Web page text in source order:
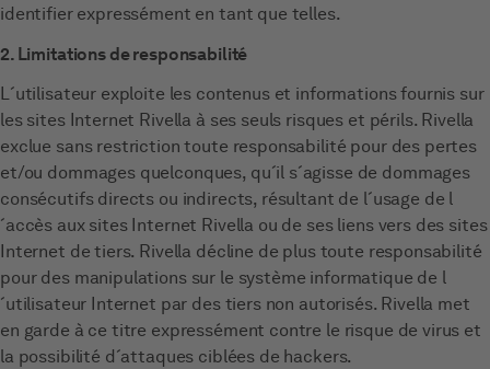
identifier expressément en tant que telles.
2. Limitations de responsabilité
L´utilisateur exploite les contenus et informations fournis sur
les sites Internet Rivella à ses seuls risques et périls. Rivella
exclue sans restriction toute responsabilité pour des pertes
et/ou dommages quelconques, qu´il s´agisse de dommages
consécutifs directs ou indirects, résultant de l´usage de l
´accès aux sites Internet Rivella ou de ses liens vers des sites
Internet de tiers. Rivella décline de plus toute responsabilité
pour des manipulations sur le système informatique de l
´utilisateur Internet par des tiers non autorisés. Rivella met
en garde à ce titre expressément contre le risque de virus et
la possibilité d´attaques ciblées de hackers.